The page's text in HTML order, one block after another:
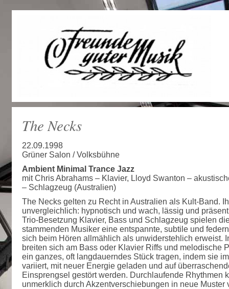
The Necks
22.09.1998
Grüner Salon / Volksbühne
Ambient Minimal Trance Jazz
mit Chris Abrahams – Klavier, Lloyd Swanton –
– Schlagzeug (Australien)
The Necks gelten zu Recht in Australien als Kult-Band.
unvergleichlich: hypnotisch und wach, lässig und
Trio-Besetzung Klavier, Bass und Schlagzeug spielen
stammenden Musiker eine entspannte, subtile und
sich beim Hören allmählich als unwiderstehlich erweist.
breiten sich am Bass oder Klavier Riffs und melodische
ein ganzes, oft langdauerndes Stück tragen, indem sie
variiert, mit neuer Energie geladen und auf
Einsprengsel gestört werden. Durchlaufende Rhythmen
unmerklich durch Akzentverschiebungen in neue Muster